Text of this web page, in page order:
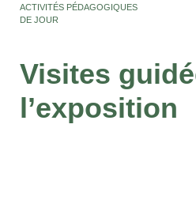
ACTIVITÉS PÉDAGOGIQUES
DE JOUR
Visites
l’exposition